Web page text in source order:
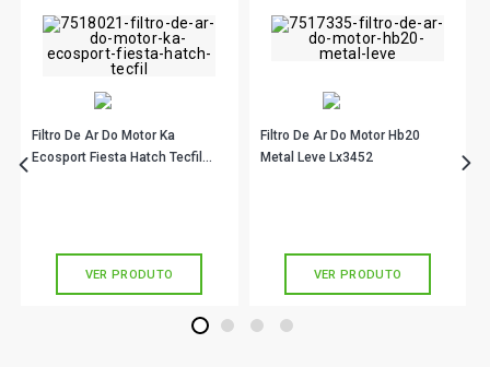
Filtro De Ar Do Motor Ka
Ecosport Fiesta Hatch Tecfil
VER PRODUTO
Filtro De Ar Do Motor Hb20
Metal Leve Lx3452
VER PRODUTO
1 2 3 4